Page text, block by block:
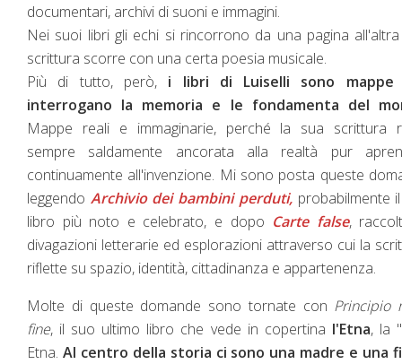
documentari, archivi di suoni e immagini.
Nei suoi libri gli echi si rincorrono da una pagina
scrittura scorre con una certa poesia musicale.
Più di tutto, però, i libri di Luiselli sono mappe
interrogano la memoria e le fondamenta del
Mappe reali e immaginarie, perché la sua scrittura
sempre saldamente ancorata alla realtà pur
continuamente all'invenzione. Mi sono posta queste
leggendo Archivio dei bambini perduti,probabilmente
libro più noto e celebrato, e dopo Carte false,
divagazioni letterarie ed esplorazioni attraverso cui la
riflette su spazio, identità, cittadinanza e appartenenza.
Molte di queste domande sono tornate con Principio
fine, il suo ultimo libro che vede in copertina l'Etna, la
Etna. Al centro della storia ci sono una madre e una